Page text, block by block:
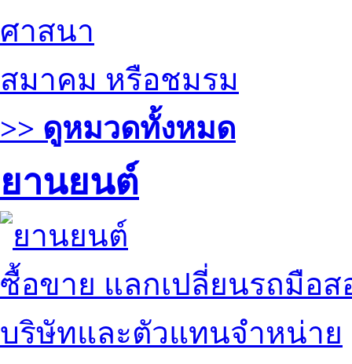
ศาสนา
สมาคม หรือชมรม
>> ดูหมวดทั้งหมด
ยานยนต์
ซื้อขาย แลกเปลี่ยนรถมือส
บริษัทและตัวแทนจำหน่าย